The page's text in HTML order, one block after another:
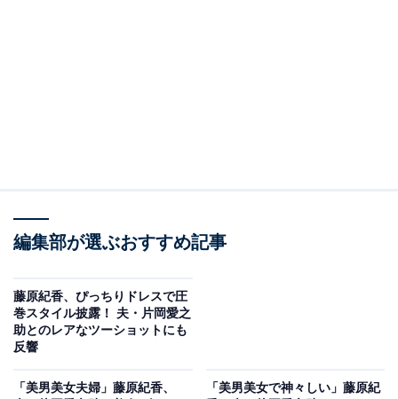
編集部が選ぶおすすめ記事
藤原紀香、ぴっちりドレスで圧
巻スタイル披露！ 夫・片岡愛之
助とのレアなツーショットにも
反響
「美男美女夫婦」藤原紀香、
「美男美女で神々しい」藤原紀